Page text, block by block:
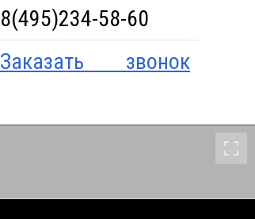
8(495)234-58-60
Заказать звонок